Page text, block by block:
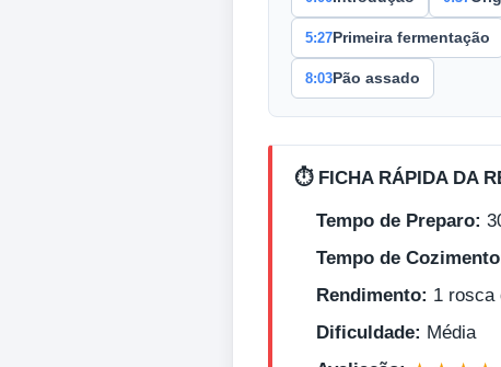
5:27 Primeira fermentação
8:03 Pão assado
⏱️ FICHA RÁPIDA DA
Tempo de Preparo:
Tempo de
Rendimento: 1 rosca
Dificuldade: Média